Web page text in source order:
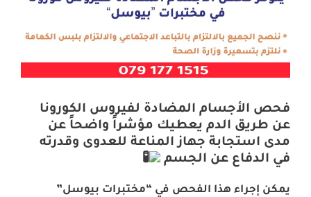
فحص الأجسام المضادة لفيروس الكورونا
عن طريق الدم يعطيك مؤشراً واضحاً عن
مدى استجابة جهاز المناعة للعدوى وقدرته
في الدفاع عن الجسم
يمكن إجراء هذا الفحص في “مختبرات بيوسل”